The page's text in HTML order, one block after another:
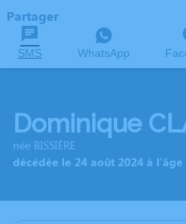
Partager
SMS WhatsApp
Dominique
née BISSIÈRE
décédée le 24 août 2024 à l'âge